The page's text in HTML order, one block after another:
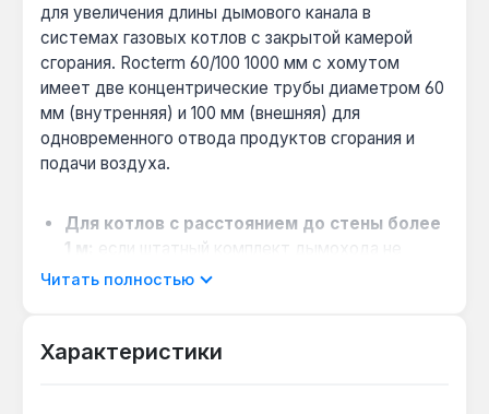
для увеличения длины дымового канала в
системах газовых котлов с закрытой камерой
сгорания. Rocterm 60/100 1000 мм с хомутом
имеет две концентрические трубы диаметром 60
мм (внутренняя) и 100 мм (внешняя) для
одновременного отвода продуктов сгорания и
подачи воздуха.
Для котлов с расстоянием до стены более
1 м:
если штатный комплект дымохода не
достаёт до наружной стены, удлинитель 1000
моделями Rocterm:
Читать полностью
Характеристики